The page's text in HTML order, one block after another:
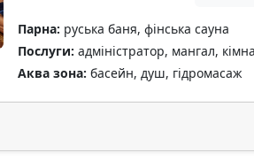
Парна: руська баня, фінська сауна
Послуги: адміністратор, мангал,
Аква зона: басейн, душ, гідромасаж